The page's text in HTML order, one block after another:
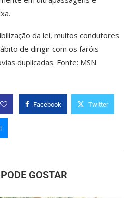
da lei, muitos condutores
de dirigir com os faróis
duplicadas. Fonte: MSN
Facebook Twitter
GOSTAR